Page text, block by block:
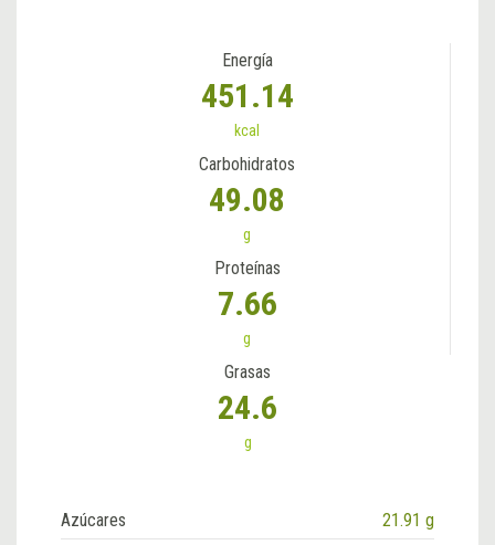
Energía
451.14
kcal
Carbohidratos
49.08
g
Proteínas
7.66
g
Grasas
24.6
g
Azúcares
21.91 g